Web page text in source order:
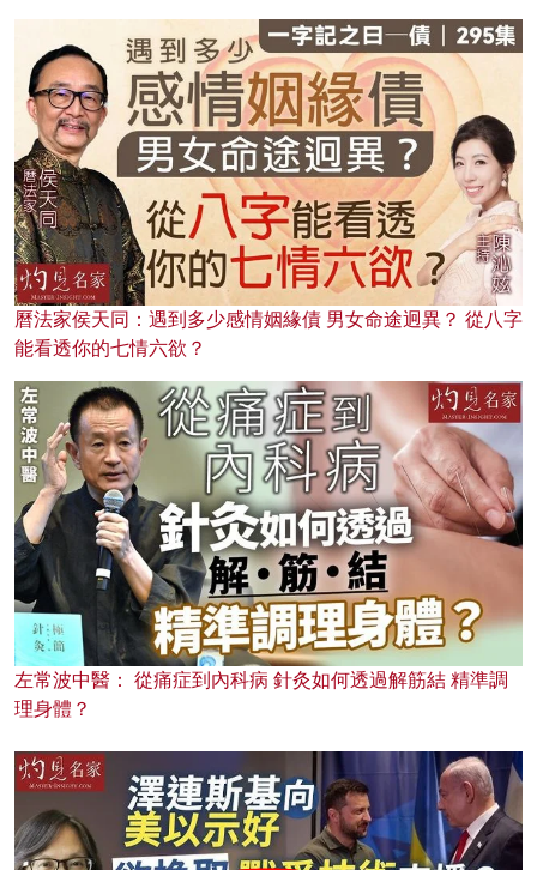
曆法家侯天同：遇到多少感情姻緣債 男女命途迥異？ 從八字
能看透你的七情六欲？
左常波中醫： 從痛症到內科病 針灸如何透過解筋結 精準調
理身體？